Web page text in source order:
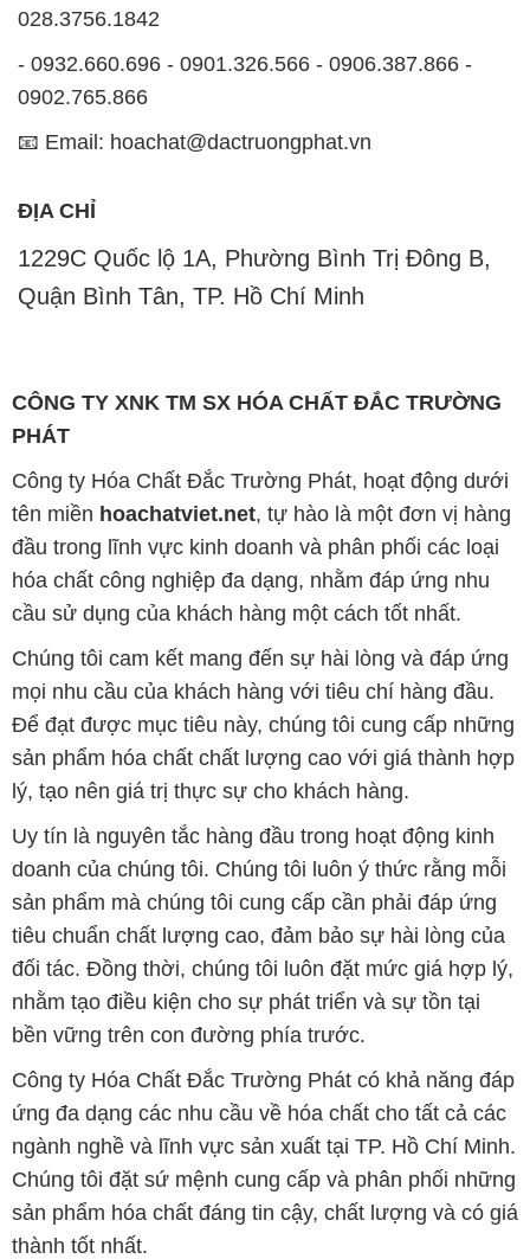
028.3756.1842
- 0932.660.696 - 0901.326.566 - 0906.387.866 -
0902.765.866
📧 Email: hoachat@dactruongphat.vn
ĐỊA CHỈ
1229C Quốc lộ 1A, Phường Bình Trị Đông B,
Quận Bình Tân, TP. Hồ Chí Minh
CÔNG TY XNK TM SX HÓA CHẤT ĐẮC TRƯỜNG
PHÁT
Công ty Hóa Chất Đắc Trường Phát, hoạt động dưới
tên miền hoachatviet.net, tự hào là một đơn vị hàng
đầu trong lĩnh vực kinh doanh và phân phối các loại
hóa chất công nghiệp đa dạng, nhằm đáp ứng nhu
cầu sử dụng của khách hàng một cách tốt nhất.
Chúng tôi cam kết mang đến sự hài lòng và đáp ứng
mọi nhu cầu của khách hàng với tiêu chí hàng đầu.
Để đạt được mục tiêu này, chúng tôi cung cấp những
sản phẩm hóa chất chất lượng cao với giá thành hợp
lý, tạo nên giá trị thực sự cho khách hàng.
Uy tín là nguyên tắc hàng đầu trong hoạt động kinh
doanh của chúng tôi. Chúng tôi luôn ý thức rằng mỗi
sản phẩm mà chúng tôi cung cấp cần phải đáp ứng
tiêu chuẩn chất lượng cao, đảm bảo sự hài lòng của
đối tác. Đồng thời, chúng tôi luôn đặt mức giá hợp lý,
nhằm tạo điều kiện cho sự phát triển và sự tồn tại
bền vững trên con đường phía trước.
Công ty Hóa Chất Đắc Trường Phát có khả năng đáp
ứng đa dạng các nhu cầu về hóa chất cho tất cả các
ngành nghề và lĩnh vực sản xuất tại TP. Hồ Chí Minh.
Chúng tôi đặt sứ mệnh cung cấp và phân phối những
sản phẩm hóa chất đáng tin cậy, chất lượng và có giá
thành tốt nhất.